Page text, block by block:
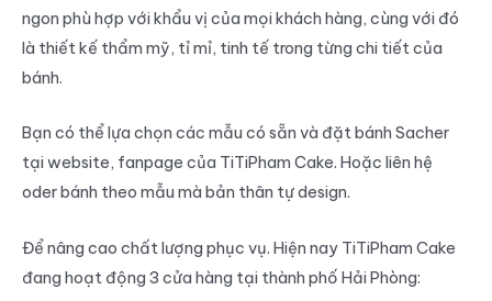
ngon phù hợp với khẩu vị của mọi khách hàng, cùng với đó
là thiết kế thẩm mỹ, tỉ mỉ, tinh tế trong từng chi tiết của
bánh.
Bạn có thể lựa chọn các mẫu có sẵn và đặt bánh Sacher
tại website, fanpage của TiTiPham Cake. Hoặc liên hệ
oder bánh theo mẫu mà bản thân tự design.
Để nâng cao chất lượng phục vụ. Hiện nay TiTiPham Cake
đang hoạt động 3 cửa hàng tại thành phố Hải Phòng: